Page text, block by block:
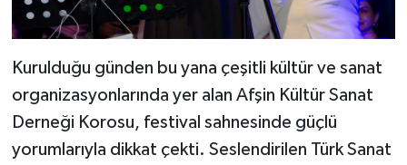
Kurulduğu günden bu yana çeşitli kültür ve sanat
organizasyonlarında yer alan Afşin Kültür Sanat
Derneği Korosu, festival sahnesinde güçlü
yorumlarıyla dikkat çekti. Seslendirilen Türk Sanat